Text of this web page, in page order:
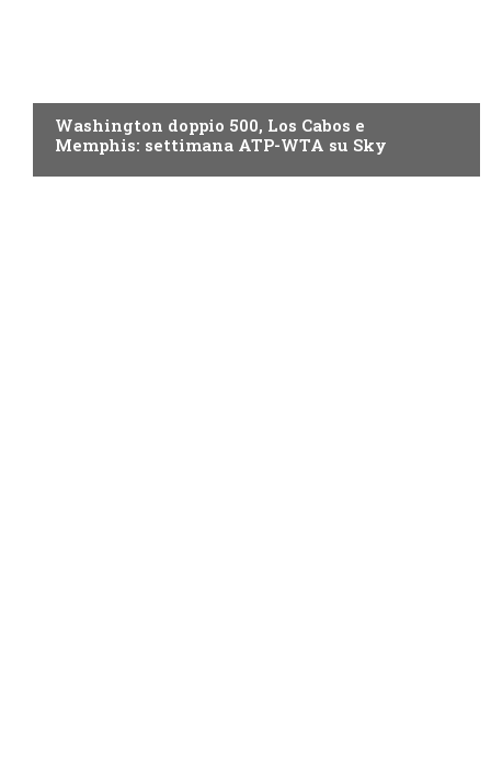
Washington doppio 500, Los Cabos e
Memphis: settimana ATP-WTA su Sky